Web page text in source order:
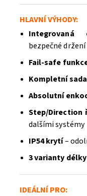
HLAVNÍ VÝHODY:
Integrovaná
bezpečné
Fail-safe
Kompletní sada
Absolutní
Step/Direction
dalšími systémy
IP54 krytí–
3 varianty
IDEÁLNÍ PRO: